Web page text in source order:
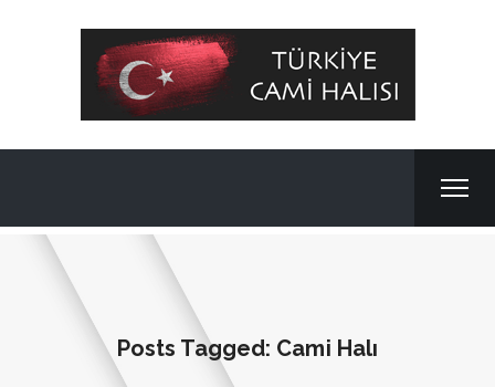
Posts Tagged: Cami Halı